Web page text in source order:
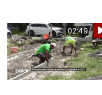
02:49